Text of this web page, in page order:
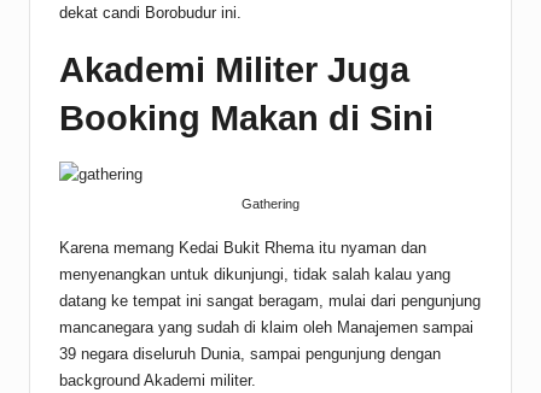
dekat candi Borobudur ini.
Akademi Militer Juga
Booking Makan di Sini
Gathering
Karena memang Kedai Bukit Rhema itu nyaman dan
menyenangkan untuk dikunjungi, tidak salah kalau yang
datang ke tempat ini sangat beragam, mulai dari pengunjung
mancanegara yang sudah di klaim oleh Manajemen sampai
39 negara diseluruh Dunia, sampai pengunjung dengan
background Akademi militer.